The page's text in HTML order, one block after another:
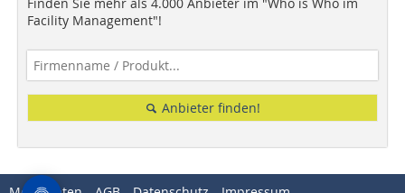
Facility Management"!
Anbieter finden!